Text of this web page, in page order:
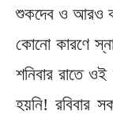
শুকদেব ও আরও
কোনো কারণে
শনিবার রাতে
হয়নি! রবিবার